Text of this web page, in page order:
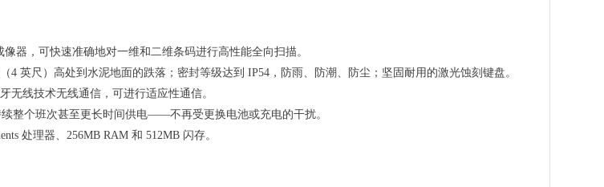
器，可快速准确地对一维和二维条码进行高性能全向扫描。
4 英尺）高处到水泥地面的跌落；密封等级达到 IP54，防雨、防潮、防尘；坚固耐用的激光蚀刻键盘。
无线技术无线通信，可进行适应性通信。
整个班次甚至更长时间供电——不再受更换电池或充电的干扰。
处理器、256MB RAM 和 512MB 闪存。